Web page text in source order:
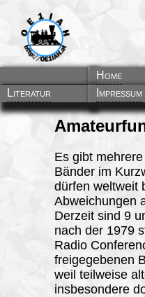
Home
Literatur
Impressum
Es gibt
Bänder im
dürfen weltweit
Abweichungen
Derzeit sind 9
nach der 1979
Radio
freigegebenen
weil teilweise
insbesondere